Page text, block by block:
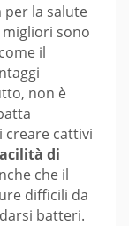
per la salute
sono
il
non è
creare cattivi
di
che il
difficili da
batteri.